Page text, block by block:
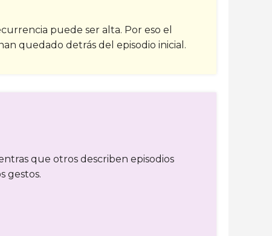
puede ser alta. Por eso el
quedado detrás del episodio inicial.
que otros describen episodios
gestos.